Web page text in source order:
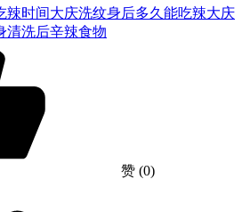
辣时间大庆洗纹身后多久能吃辣大庆
清洗后辛辣食物
赞 (0)